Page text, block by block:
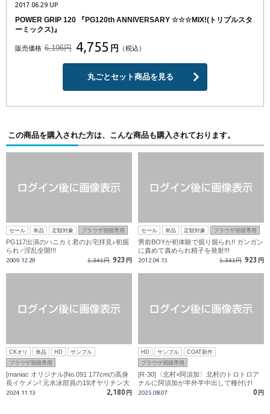
2017.06.29 UP
POWER GRIP 120 『PG120th ANNIVERSARY ☆☆☆MIX!(トリプルスタ
ーミックス)』
販売価格 6,196円 4,755 円 （税込）
丸ごとセット商品を見る
この商品を購入された方は、こんな商品も購入されております。
セール 単品 定額対象 ブラウザ視聴専用
PG117出演のハニカミ君のお宅拝見♪初掘
られ♂淫乱全開!!!
2009.12.29 1,341円 923 円
セール 単品 定額対象 ブラウザ視聴専用
男前BOYが初体験で掘り掘られ!! ガンガン
に責めて責められ精子を発射!!!
2012.04.13 1,341円 923 円
CKオリ 単品 HD
サンプル
ブラウザ視聴専用
[maniac オリジナル]No.091 177cmの高身
長イケメン! 元水泳部員の19才ヤリチン大
学生の変態性欲が暴走して男同士に開眼!?
2024.11.13 2,180 円
HD サンプル
COAT新作
ブラウザ視聴専用
[R-30]〈北村×阿須加〉北村のトロトロア
ナルに阿須加が半外半中出しで種付け!
2025.08.07 0 円